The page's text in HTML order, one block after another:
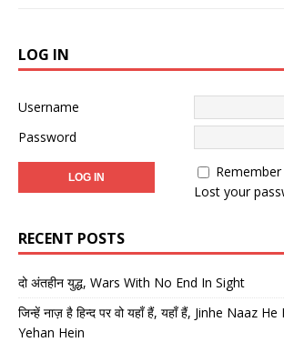
LOG IN
Username
Password
Lost your
RECENT POSTS
दो अंतहीन युद्ध, Wars With No End In Sight
जिन्हें नाज़ है हिन्द पर वो यहाँ हैं, यहाँ हैं, Jinhe Naaz
Yehan Hein